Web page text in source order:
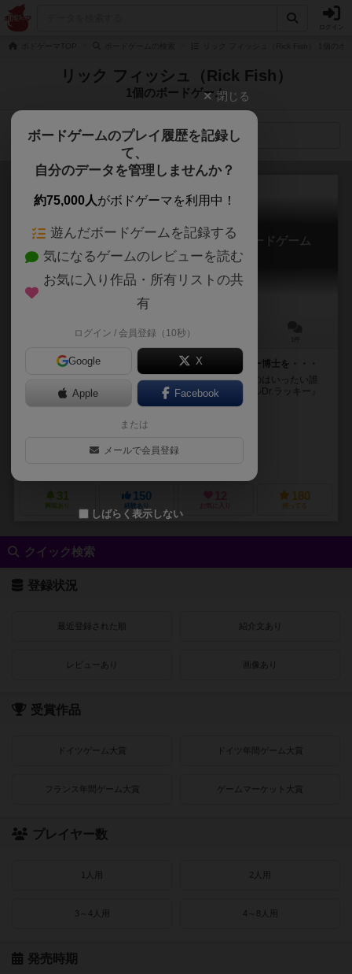
リック フィッシュ（Rick Fish）
1個のボードゲーム
検索メニュー
ゲット・ラッキー キル Dr.ラッキー・カードゲーム
Get Lucky
20分前後
ブラックテイストなカードゲーム、恨み重なるラッキー博士を・・・
恨み重なるラッキー博士をつけねらい、思いを遂げるのはいったい誰
だ! ? “ブラックユーモア"満載の名作ボードゲーム『キルDr.ラッキー』
が、遊びやすいカードゲームになっ...
ジェームス・アーネスト（James Ernest）
31
興味あり
150
経験あり お気に入り
180
持ってる
クイック検索
登録状況
最近登録された順 紹介文あり
レビューあり 画像あり
受賞作品
ドイツゲーム大賞 ドイツ年間ゲーム大賞
フランス年間ゲーム大賞 ゲームマーケット大賞
プレイヤー数
1人用 2人用
3～4人用 4～8人用
発売時期
閉じる
ボードゲームのプレイ履歴を記録し
て、
自分のデータを管理しませんか？
約75,000人がボドゲーマを利用中！
遊んだボードゲームを記録する
気になるゲームのレビューを読む
お気に入り作品・所有リストの共
有
ログイン / 会員登録（10秒）
Google X
Apple Facebook
または
メールで会員登録
しばらく表示しない